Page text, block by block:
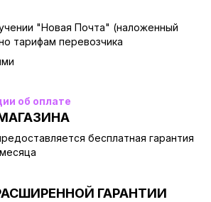
"Новая Почта" (наложенный
тарифам перевозчика
об оплате
бесплатная гарантия
ГАРАНТИИ